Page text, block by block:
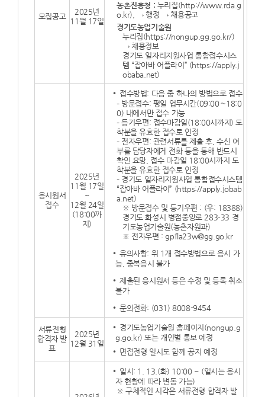
모집공고
2025년
11월 17일
농촌진흥청 : 누리집(http://www.rda.g
o.kr), → 행정 → 채용공고
경기도농업기술원
누리집(https://nongup.gg.go.kr/)
→ 채용정보
경기도 일자리지원사업 통합접수시스
템 “잡아바 어플라이” (https://apply.j
obaba.net)
응시원서
접수
2025년
11월 17일
~
12월 24일
(18:00까
지)
접수방법: 다음 중 하나의 방법으로 접수
– 방문접수: 평일 업무시간(09:00∼18:0
0) 내에서만 접수 가능
– 등기우편: 접수마감일(18:00시까지) 도
착분을 유효한 접수로 인정
– 전자우편: 관련서류를 제출 후, 수신 여
부를 담당자에게 전화 등을 통해 반드시
확인 요망, 접수 마감일 18:00시까지 도
착분을 유효한 접수로 인정
– 경기도 일자리지원사업 통합접수시스템
“잡아바 어플라이” (https://apply.jobab
a.net)
※ 방문접수 및 등기우편 : (우: 18388)
경기도 화성시 병점중앙로 283-33 경
기도농업기술원(농촌자원과)
※ 전자우편 : gpfla23w@gg.go.kr
유의사항: 위 1개 접수방법으로 응시 가
능, 중복응시 불가
제출된 응시원서 등은 수정 및 등록 취소
불가
문의전화: (031) 8008-9454
서류전형
합격자 발
표
2025년
12월 31일
경기도농업기술원 홈페이지(nongup.g
g.go.kr) 또는 개인별 통보 예정
면접전형 일시도 함께 공지 예정
일시: 1. 13.(화) 10:00 ~ (일시는 응시
자 현황에 따라 변동 가능)
※ 구체적인 시각은 서류전형 합격자 발